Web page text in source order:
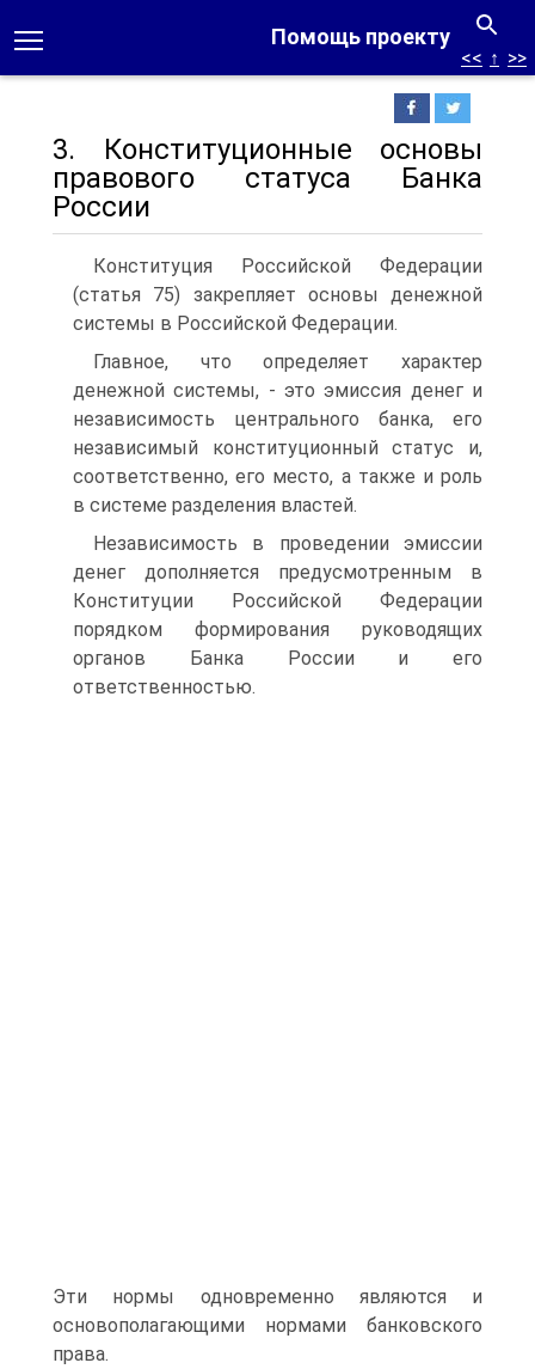
Помощь проекту
<< ↑ >>
3. Конституционные основы
правового статуса Банка
России
Конституция Российской Федерации
(статья 75) закрепляет основы денежной
системы в Российской Федерации.
Главное, что определяет характер
денежной системы, - это эмиссия денег и
независимость центрального банка, его
независимый конституционный статус и,
соответственно, его место, а также и роль
в системе разделения властей.
Независимость в проведении эмиссии
денег дополняется предусмотренным в
Конституции Российской Федерации
порядком формирования руководящих
органов Банка России и его
ответственностью.
Эти нормы одновременно являются и
основополагающими нормами банковского
права.